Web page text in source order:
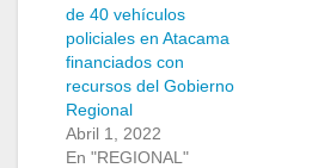
de 40 vehículos
policiales en Atacama
financiados con
recursos del Gobierno
Regional
Abril 1, 2022
En "REGIONAL"